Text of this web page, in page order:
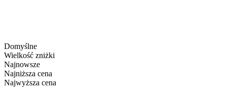
Domyślne
Wielkość zniżki
Najnowsze
Najniższa cena
Najwyższa cena